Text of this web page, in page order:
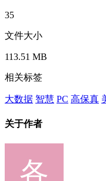
35
文件大小
113.51 MB
相关标签
大数据 智慧 PC 高保真
关于作者